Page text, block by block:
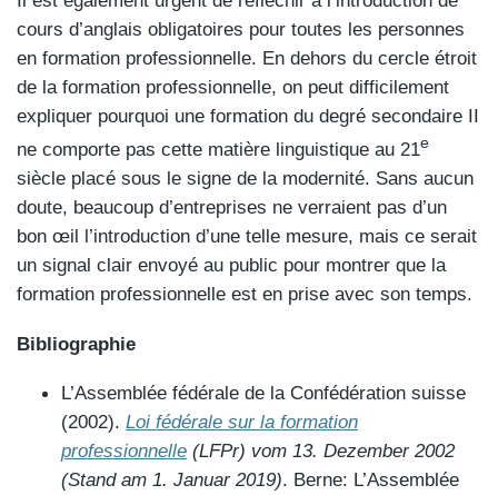
cours d’anglais obligatoires pour toutes les personnes
en formation professionnelle. En dehors du cercle étroit
de la formation professionnelle, on peut difficilement
expliquer pourquoi une formation du degré secondaire II
ne comporte pas cette matière linguistique au 21e
siècle placé sous le signe de la modernité. Sans aucun
doute, beaucoup d’entreprises ne verraient pas d’un
bon œil l’introduction d’une telle mesure, mais ce serait
un signal clair envoyé au public pour montrer que la
formation professionnelle est en prise avec son temps.
Bibliographie
L’Assemblée fédérale de la Confédération suisse
(2002). Loi fédérale sur la formation
professionnelle (LFPr) vom 13. Dezember 2002
(Stand am 1. Januar 2019). Berne: L’Assemblée